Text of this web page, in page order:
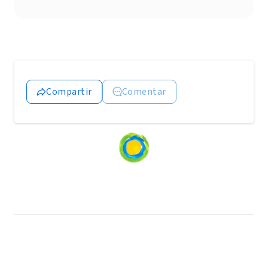
Compartir Comentar
Loading